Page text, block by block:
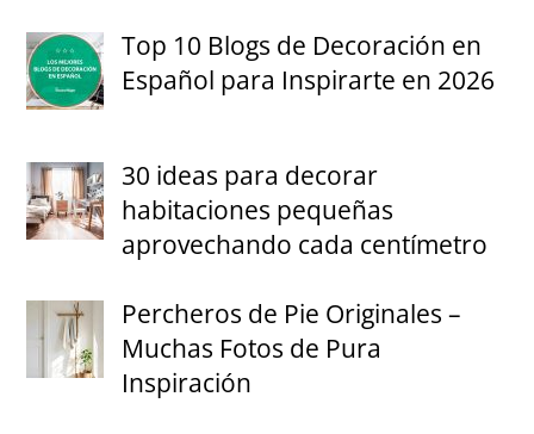
Top 10 Blogs de Decoración en
Español para Inspirarte en 2026
30 ideas para decorar
habitaciones pequeñas
aprovechando cada centímetro
Percheros de Pie Originales –
Muchas Fotos de Pura
Inspiración